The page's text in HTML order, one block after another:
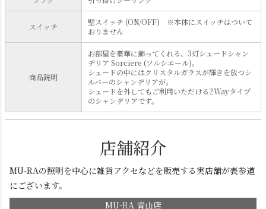
スイッチ
壁スイッチ (ON/OFF) ※本体にスイッチはついて
おりません
商品説明
お部屋を豪華に飾ってくれる、3灯シェードシャン
デリア Sorciere (ソルシエール)。
シェードの中にはクリスタルガラスが輝きを放つシ
ルバーのシャンデリアが。
シェードを外してもご利用いただける2Wayタイプ
のシャンデリアです。
店舗紹介
MU-RAの照明を中心に雑貨アクセなどを販売する実店舗が表参道
にございます。
MU-RA 青山店